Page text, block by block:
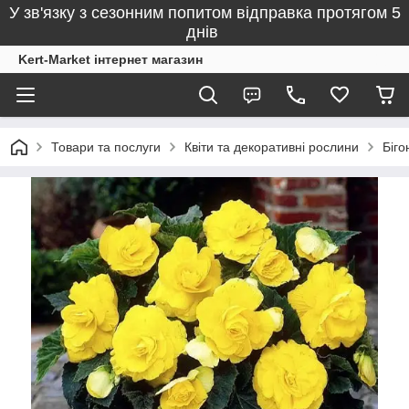
У зв'язку з сезонним попитом відправка протягом 5
днів
Kert-Market інтернет магазин
Товари та послуги Квіти та декоративні рослини